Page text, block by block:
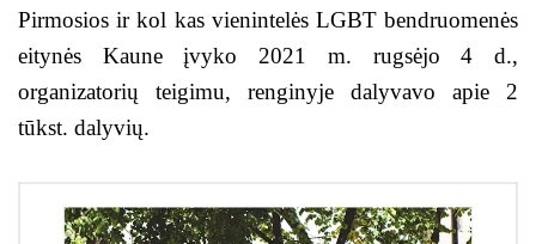
Pirmosios ir kol kas vienintelės LGBT bendruomenės
eitynės Kaune įvyko 2021 m. rugsėjo 4 d.,
organizatorių teigimu, renginyje dalyvavo apie 2
tūkst. dalyvių.